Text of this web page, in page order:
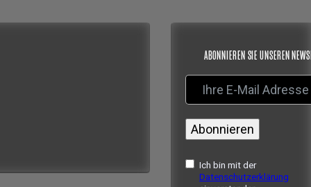
ABONNIEREN SIE UNSEREN
Abonnieren
Ich bin mit der
Datenschutzerklärung